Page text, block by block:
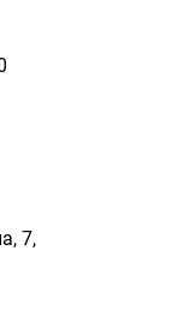
7,